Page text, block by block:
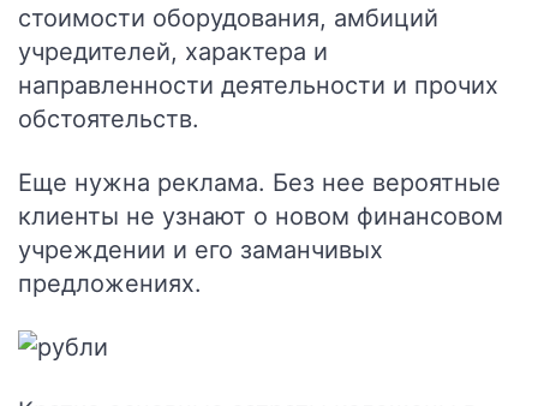
стоимости оборудования, амбиций
учредителей, характера и
направленности деятельности и прочих
обстоятельств.
Еще нужна реклама. Без нее вероятные
клиенты не узнают о новом финансовом
учреждении и его заманчивых
предложениях.